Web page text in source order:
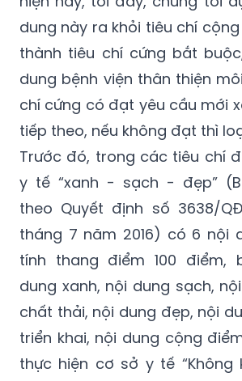
thành tiêu chí cứng bắt
dung bệnh viện thân thiện
chí cứng có đạt yêu cầu mới
tiếp theo, nếu không đạt thì
Trước đó, trong các tiêu chí
y tế “xanh - sạch - đẹp”
theo Quyết định số 3638/
tháng 7 năm 2016) có 6 nội
tính thang điểm 100 điểm,
dung xanh, nội dung sạch,
chất thải, nội dung đẹp, nội
triển khai, nội dung cộng
thực hiện cơ sở y tế “Không
hiện đang nằm trong phần
chỉ chiếm 1 điểm trong tổng